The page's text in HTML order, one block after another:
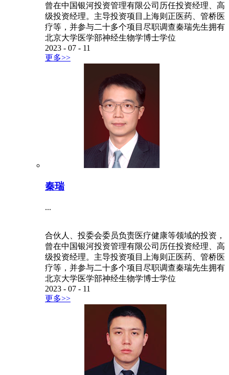
曾在中国银河投资管理有限公司历任投资经理、高
级投资经理。主导投资项目上海则正医药、管桥医
疗等，并参与二十多个项目尽职调查秦瑞先生拥有
北京大学医学部神经生物学博士学位
2023 - 07 - 11
更多>>
秦瑞
...
合伙人、投委会委员负责医疗健康等领域的投资，
曾在中国银河投资管理有限公司历任投资经理、高
级投资经理。主导投资项目上海则正医药、管桥医
疗等，并参与二十多个项目尽职调查秦瑞先生拥有
北京大学医学部神经生物学博士学位
2023 - 07 - 11
更多>>